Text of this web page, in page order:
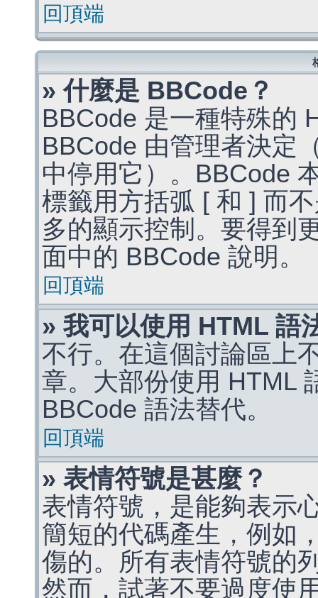
回頂端
» 什麼是 BBCode？
BBCode 是一種特殊的
BBCode 由管理者決定
中停用它）。BBCode
標籤用方括弧 [ 和 ] 而
多的顯示控制。要得到
面中的 BBCode 說明。
回頂端
» 我可以使用 HTML 語
不行。在這個討論區上
章。大部份使用 HTML
BBCode 語法替代。
回頂端
» 表情符號是甚麼？
表情符號，是能夠表示
簡短的代碼產生，例如
傷的。所有表情符號的
然而，試著不要過度使